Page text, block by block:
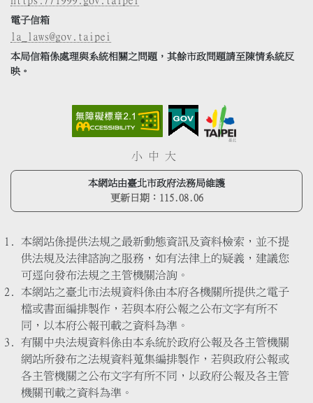
電子信箱
la_laws@gov.taipei
本局信箱係處理與系統相關之問題，其餘市政問題請至陳情系統反
映。
小 中 大
本網站由臺北市政府法務局維護
更新日期： 115.08.06
本網站係提供法規之最新動態資訊及資料檢索，並不提
供法規及法律諮詢之服務，如有法律上的疑義，建議您
可逕向發布法規之主管機關洽詢。
本網站之臺北市法規資料係由本府各機關所提供之電子
檔或書面編排製作，若與本府公報之公布文字有所不
同，以本府公報刊載之資料為準。
有關中央法規資料係由本系統於政府公報及各主管機關
網站所發布之法規資料蒐集編排製作，若與政府公報或
各主管機關之公布文字有所不同，以政府公報及各主管
機關刊載之資料為準。